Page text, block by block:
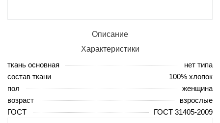
Описание
Характеристики
ткань основная
нет типа
состав ткани
100% хлопок
пол
женщина
возраст
взрослые
ГОСТ
ГОСТ 31405-2009